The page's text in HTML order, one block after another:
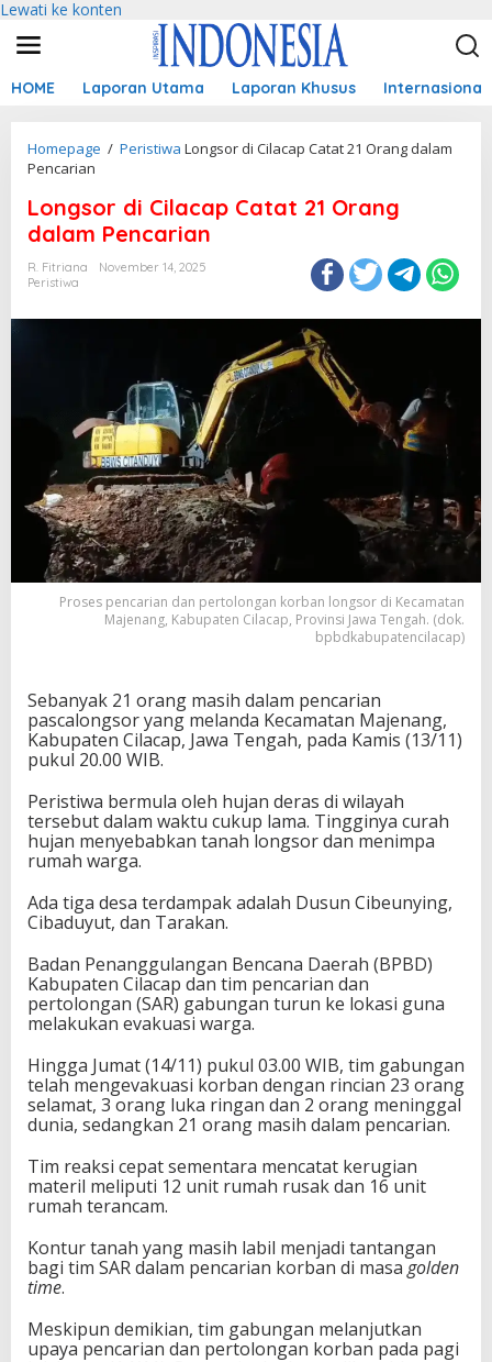
Lewati ke konten
HOME Laporan Utama Laporan Khusus Internasional
Homepage / Peristiwa Longsor di Cilacap Catat 21 Orang dalam
Pencarian
Longsor di Cilacap Catat 21 Orang
dalam Pencarian
R. Fitriana
November 14, 2025
Peristiwa
Proses pencarian dan pertolongan korban longsor di Kecamatan
Majenang, Kabupaten Cilacap, Provinsi Jawa Tengah. (dok.
bpbdkabupatencilacap)
Sebanyak 21 orang masih dalam pencarian
pascalongsor yang melanda Kecamatan Majenang,
Kabupaten Cilacap, Jawa Tengah, pada Kamis (13/11)
pukul 20.00 WIB.
Peristiwa bermula oleh hujan deras di wilayah
tersebut dalam waktu cukup lama. Tingginya curah
hujan menyebabkan tanah longsor dan menimpa
rumah warga.
Ada tiga desa terdampak adalah Dusun Cibeunying,
Cibaduyut, dan Tarakan.
Badan Penanggulangan Bencana Daerah (BPBD)
Kabupaten Cilacap dan tim pencarian dan
pertolongan (SAR) gabungan turun ke lokasi guna
melakukan evakuasi warga.
Hingga Jumat (14/11) pukul 03.00 WIB, tim gabungan
telah mengevakuasi korban dengan rincian 23 orang
selamat, 3 orang luka ringan dan 2 orang meninggal
dunia, sedangkan 21 orang masih dalam pencarian.
Tim reaksi cepat sementara mencatat kerugian
materil meliputi 12 unit rumah rusak dan 16 unit
rumah terancam.
Kontur tanah yang masih labil menjadi tantangan
bagi tim SAR dalam pencarian korban di masagolden
time.
Meskipun demikian, tim gabungan melanjutkan
upaya pencarian dan pertolongan korban pada pagi